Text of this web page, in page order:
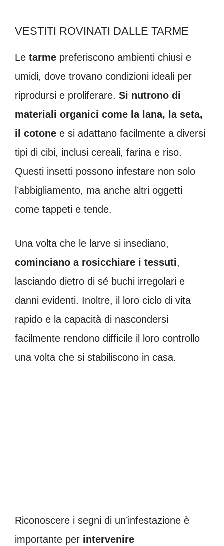
VESTITI ROVINATI DALLE TARME
Le tarme preferiscono ambienti chiusi e
umidi, dove trovano condizioni ideali per
riprodursi e proliferare. Si nutrono di
materiali organici come la lana, la seta,
il cotone e si adattano facilmente a diversi
tipi di cibi, inclusi cereali, farina e riso.
Questi insetti possono infestare non solo
l’abbigliamento, ma anche altri oggetti
come tappeti e tende.
Una volta che le larve si insediano,
cominciano a rosicchiare i tessuti,
lasciando dietro di sé buchi irregolari e
danni evidenti. Inoltre, il loro ciclo di vita
rapido e la capacità di nascondersi
facilmente rendono difficile il loro controllo
una volta che si stabiliscono in casa.
Riconoscere i segni di un’infestazione è
importante per intervenire